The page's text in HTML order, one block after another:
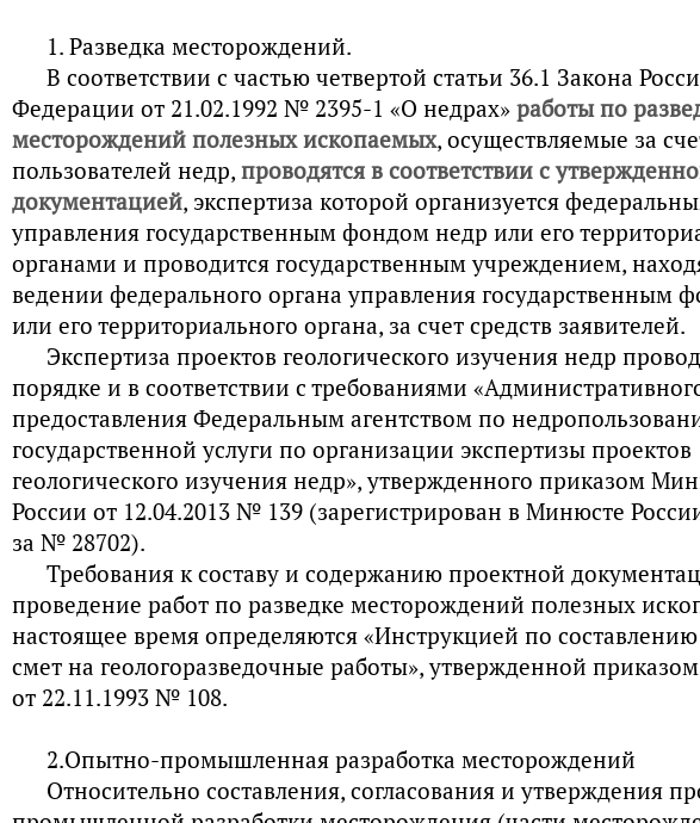
1. Разведка месторождений.
В соответствии с частью четвертой статьи 36.1 Закона
Федерации от 21.02.1992 № 2395-1 «О недрах» работы по
месторождений полезных ископаемых, осуществляемые за
пользователей недр, проводятся в соответствии с
документацией, экспертиза которой организуется
управления государственным фондом недр или его
органами и проводится государственным учреждением,
ведении федерального органа управления государственным
или его территориального органа, за счет средств заявителей.
Экспертиза проектов геологического изучения недр
порядке и в соответствии с требованиями
предоставления Федеральным агентством по
государственной услуги по организации экспертизы проектов
геологического изучения недр», утвержденного приказом
России от 12.04.2013 № 139 (зарегистрирован в Минюсте
за № 28702).
Требования к составу и содержанию проектной
проведение работ по разведке месторождений полезных
настоящее время определяются «Инструкцией по
смет на геологоразведочные работы», утвержденной
от 22.11.1993 № 108.
2.Опытно-промышленная разработка месторождений
Относительно составления, согласования и утверждения